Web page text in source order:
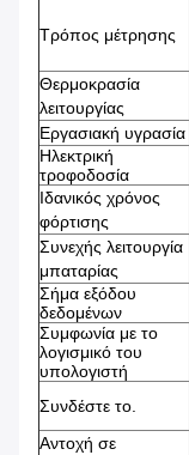
Τρόπος μέτρησης
Θερμοκρασία
λειτουργίας
Εργασιακή υγρασία
Ηλεκτρική
τροφοδοσία
Ιδανικός χρόνος
φόρτισης
Συνεχής λειτουργία
μπαταρίας
Σήμα εξόδου
δεδομένων
Συμφωνία με το
λογισμικό του
υπολογιστή
Συνδέστε το.
Αντοχή σε